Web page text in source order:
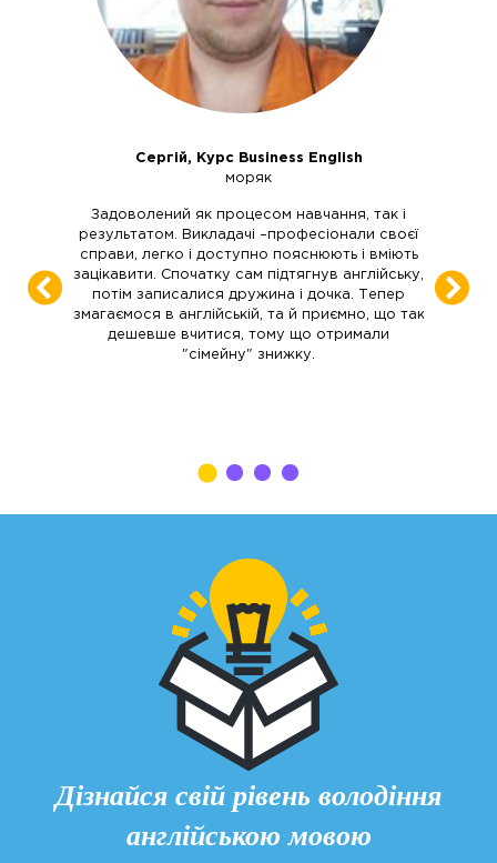
Сергій, Курс Business English
моряк
Задоволений як процесом навчання, так і
результатом. Викладачі –професіонали своєї
справи, легко і доступно пояснюють і вміють
зацікавити. Спочатку сам підтягнув англійську,
потім записалися дружина і дочка. Тепер
змагаємося в англійській, та й приємно, що так
дешевше вчитися, тому що отримали
"сімейну" знижку.
Дізнайся свій рівень володіння
англійською мовою